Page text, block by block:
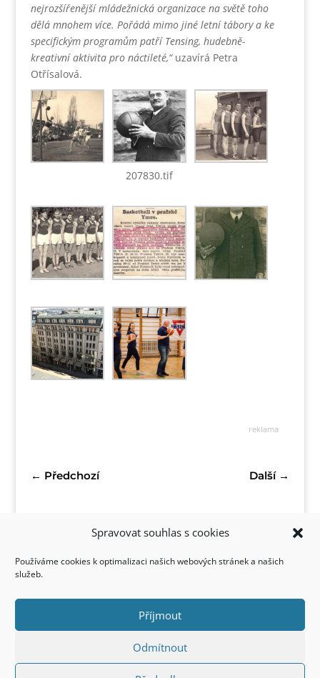
Spravovat souhlas s cookies
Používáme cookies k optimalizaci našich webových stránek a našich
služeb.
Příjmout
Odmítnout
nejrozšířenější mládežnická organizace na světě toho
dělá mnohem více. Pořádá mimo jiné letní tábory a ke
specifickým programům patří Tensing, hudebně-
kreativní aktivita pro náctileté,“uzavírá Petra
Otřísalová.
207830.tif
reklama
← Předchozí Další→
Kontakt